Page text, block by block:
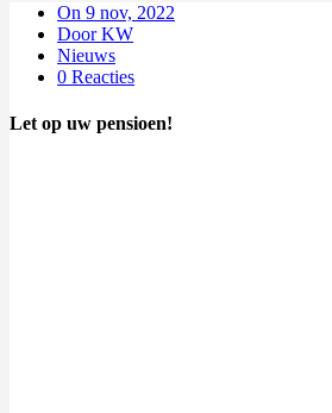
On 9 nov, 2022
Door KW
Nieuws
0 Reacties
Let op uw pensioen!